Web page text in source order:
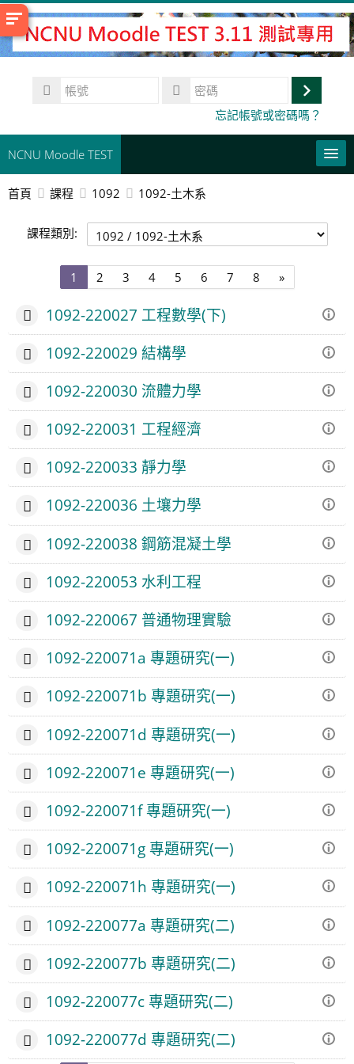
跳
至
主
登
忘記帳號或密碼嗎？
NCNU Moodle TEST
常用連結
正體中文 ‎(zh_tw)‎
搜
尋
程
首頁 課程 1092 1092-土木系
課程類別:
1
1
頁
2第
2
頁
3第
3
頁
4第
4
頁
5第
5
頁
6第
6
頁
7第
7
8第
8
»下
一
1092-220027 工程數學(下)
1092-220029 結構學
1092-220030 流體力學
1092-220031 工程經濟
1092-220033 靜力學
1092-220036 土壤力學
1092-220038 鋼筋混凝土學
1092-220053 水利工程
1092-220067 普通物理實驗
1092-220071a 專題研究(一)
1092-220071b 專題研究(一)
1092-220071d 專題研究(一)
1092-220071e 專題研究(一)
1092-220071f 專題研究(一)
1092-220071g 專題研究(一)
1092-220071h 專題研究(一)
1092-220077a 專題研究(二)
1092-220077b 專題研究(二)
1092-220077c 專題研究(二)
1092-220077d 專題研究(二)